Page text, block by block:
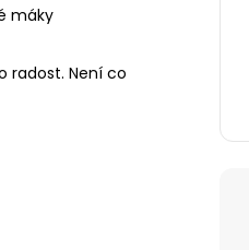
máky
z 5 hvězdiček.
radost. Není co